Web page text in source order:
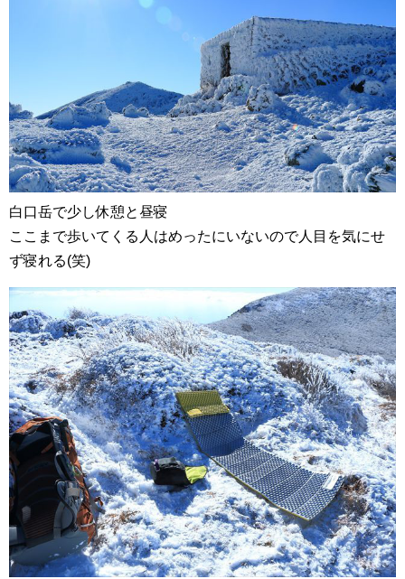
白口岳で少し休憩と昼寝
ここまで歩いてくる人はめったにいないので人目を気にせ
ず寝れる(笑)